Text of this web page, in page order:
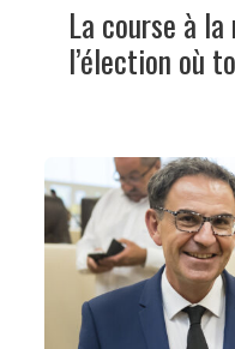
La course à
l’élection où